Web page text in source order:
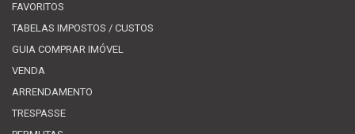
FAVORITOS
TABELAS IMPOSTOS / CUSTOS
GUIA COMPRAR IMÓVEL
VENDA
ARRENDAMENTO
TRESPASSE